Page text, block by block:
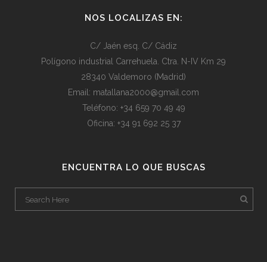
NOS LOCALIZAS EN:
C/ Jaén esq. C/ Cádiz
Polígono industrial Carrehuela. Ctra. N-IV Km 29
28340 Valdemoro (Madrid)
Email: matallana2000@gmail.com
Teléfono: +34 659 70 49 49
Oficina: +34 91 692 25 37
ENCUENTRA LO QUE BUSCAS